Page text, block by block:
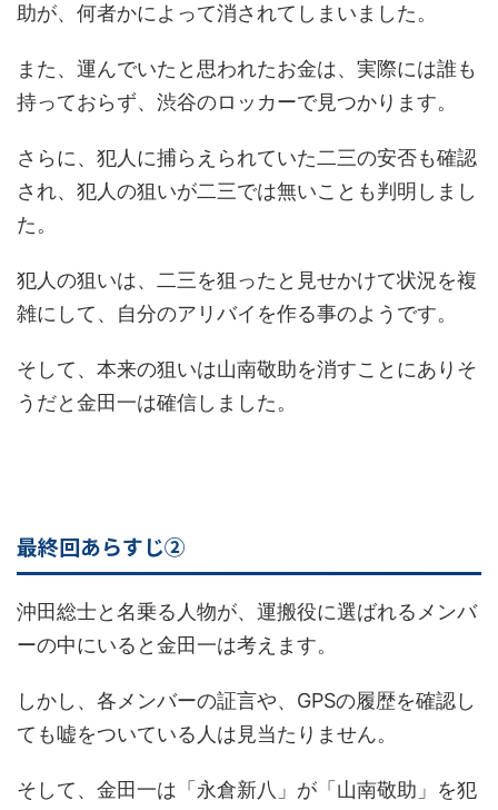
助が、何者かによって消されてしまいました。
また、運んでいたと思われたお金は、実際には誰も
持っておらず、渋谷のロッカーで見つかります。
さらに、犯人に捕らえられていた二三の安否も確認
され、犯人の狙いが二三では無いことも判明しまし
た。
犯人の狙いは、二三を狙ったと見せかけて状況を複
雑にして、自分のアリバイを作る事のようです。
そして、本来の狙いは山南敬助を消すことにありそ
うだと金田一は確信しました。
最終回あらすじ②
沖田総士と名乗る人物が、運搬役に選ばれるメンバ
ーの中にいると金田一は考えます。
しかし、各メンバーの証言や、GPSの履歴を確認し
ても嘘をついている人は見当たりません。
そして、金田一は「永倉新八」が「山南敬助」を犯